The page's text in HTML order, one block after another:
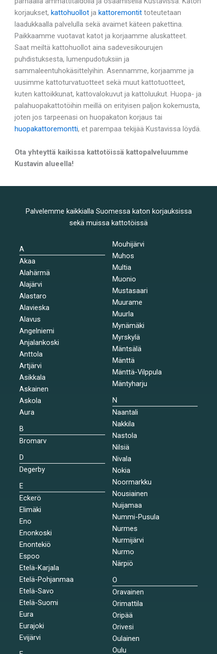
korjaukset, kattohuollot ja kattoremontit toteutetaan
laadukkaalla palvelulla sekä avaimet käteen pakettina.
Paikkaamme vuotavat katot ja korjaamme aluskatteet.
Saat meiltä kattohuollot aina sadevesikourujen
puhdistuksesta, lumenpudotuksiin ja
sammaleentuhokäsittelyihin. Asennamme, korjaamme ja
uusimme kattoturvatuotteet sekä muut kattotuotteet,
kuten kattoikkunat, kattovalokuvut ja kattoluukut. Huopa- ja
palahuopakattotöihin meillä on erityisen paljon kokemusta,
joten jos tarpeenasi on huopakaton korjaus tai
huopakattoremontti, et parempaa tekijää Kustavissa löydä.
Ota yhteyttä kaikissa kattotöissä kattopalveluumme
Kustavin alueella!
Palvelemme kaikkialla Suomessa katon korjauksissa
sekä muissa kattotöissä
A
Akaa
Alahärmä
Alajärvi
Alastaro
Alavieska
Alavus
Angelniemi
Anjalankoski
Anttola
Artjärvi
Asikkala
Askainen
Askola
Aura
B
Bromarv
D
Degerby
E
Eckerö
Elimäki
Eno
Enonkoski
Enontekiö
Espoo
Etelä-Karjala
Etelä-Pohjanmaa
Etelä-Savo
Etelä-Suomi
Eura
Eurajoki
Evijärvi
Mouhijärvi
Muhos
Multia
Muonio
Mustasaari
Muurame
Muurla
Mynämäki
Myrskylä
Mäntsälä
Mänttä
Mänttä-Vilppula
Mäntyharju
N
Naantali
Nakkila
Nastola
Nilsiä
Nivala
Nokia
Noormarkku
Nousiainen
Nuijamaa
Nummi-Pusula
Nurmes
Nurmijärvi
Nurmo
Närpiö
O
Oravainen
Orimattila
Oripää
Orivesi
Oulainen
Oulu